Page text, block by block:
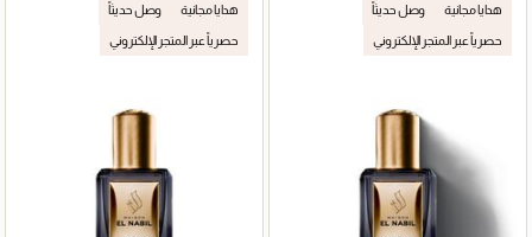
هدايا مجانية وصل حديثاً
حصرياً عبر المتجر الإلكتروني
هدايا مجانية وصل حديثاً
حصرياً عبر المتجر الإلكتروني